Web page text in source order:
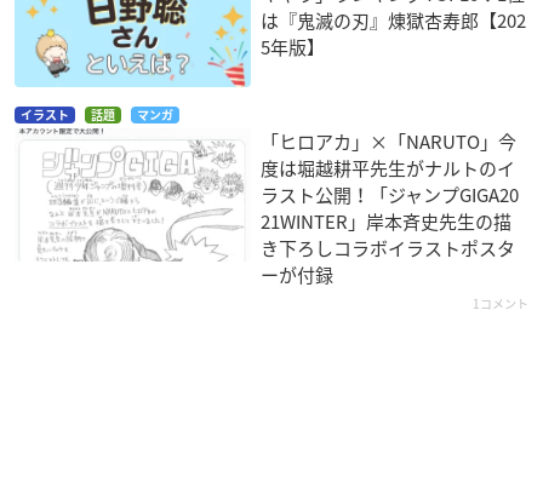
は『鬼滅の刃』煉󠄁獄杏寿郎【202
5年版】
イラスト 話題 マンガ
「ヒロアカ」×「NARUTO」今
度は堀越耕平先生がナルトのイ
ラスト公開！「ジャンプGIGA20
21WINTER」岸本斉史先生の描
き下ろしコラボイラストポスタ
ーが付録
1コメント